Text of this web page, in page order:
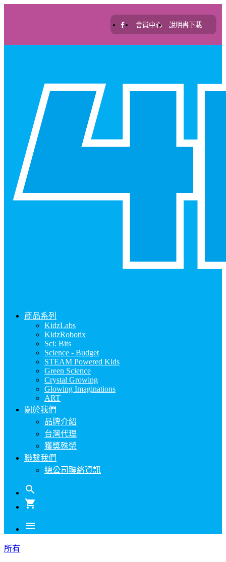
| 會員中心 說明書下載
商品系列
KidzLabs
KidzRobotix
Sci: Bits
Science - Budget
STEAM Powered Kids
Green Science
Crystal Growing
Glowing Imaginations
ART
關於我們
品牌介紹
台灣代理
獲獎殊榮
聯繫我們
總公司聯絡資訊
search
shopping_cart
menu
所有